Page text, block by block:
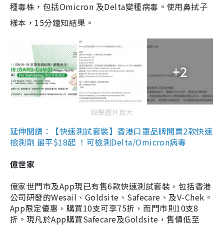
種毒株，包括Omicron 及Delta變種病毒。使用鼻拭子
樣本，15分鐘知結果。
+2
點擊圖片放大
延伸閱讀：【快速測試套裝】香港口罩品牌開賣2款快速
檢測劑 最平$18起 ！可檢測Delta/Omicron病毒
億世家
億家世門市及App現已有售6款快速測試套裝，包括香港
公司研發的Wesail、Goldsite、Safecare、及V-Chek。
App限定優惠，購買10支可享75折，而門市則10支8
折。現凡於App購買Safecare及Goldsite，售價低至